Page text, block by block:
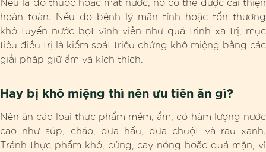
hoàn toàn. Nếu do bệnh lý mãn tính hoặc tổn thương
khô tuyến nước bọt vĩnh viễn như quá trình xạ trị, mục
tiêu điều trị là kiểm soát triệu chứng khô miệng bằng các
giải pháp giữ ẩm và kích thích.
Hay bị khô miệng thì nên ưu tiên ăn gì?
Nên ăn các loại thực phẩm mềm, ẩm, có hàm lượng nước
cao như súp, cháo, dưa hấu, dưa chuột và rau xanh.
Tránh thực phẩm khô, cứng, cay nóng hoặc quá mặn, vì